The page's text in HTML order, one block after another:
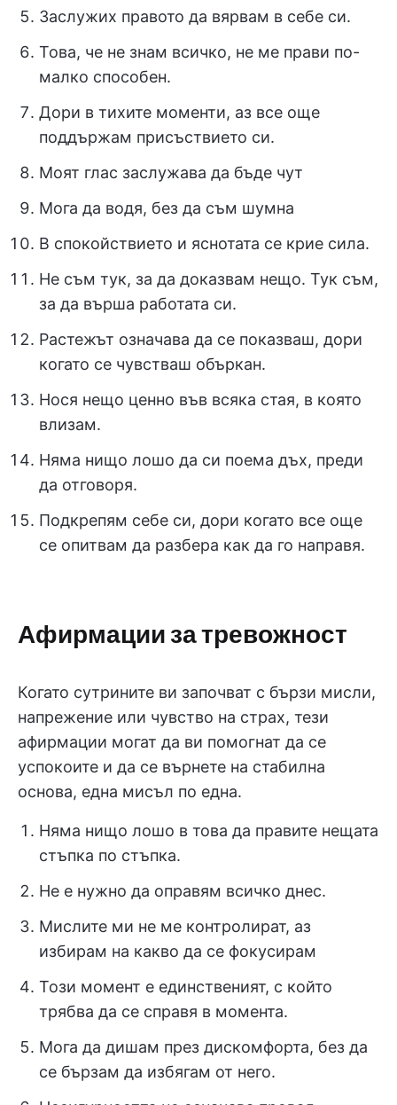
Заслужих правото да вярвам в себе си.
Това, че не знам всичко, не ме прави по-
малко способен.
Дори в тихите моменти, аз все още
поддържам присъствието си.
Моят глас заслужава да бъде чут
Мога да водя, без да съм шумна
В спокойствието и яснотата се крие сила.
Не съм тук, за да доказвам нещо. Тук съм,
за да върша работата си.
Растежът означава да се показваш, дори
когато се чувстваш объркан.
Нося нещо ценно във всяка стая, в която
влизам.
Няма нищо лошо да си поема дъх, преди
да отговоря.
Подкрепям себе си, дори когато все още
се опитвам да разбера как да го направя.
Афирмации за тревожност
Когато сутрините ви започват с бързи мисли,
напрежение или чувство на страх, тези
афирмации могат да ви помогнат да се
успокоите и да се върнете на стабилна
основа, една мисъл по една.
Няма нищо лошо в това да правите нещата
стъпка по стъпка.
Не е нужно да оправям всичко днес.
Мислите ми не ме контролират, аз
избирам на какво да се фокусирам
Този момент е единственият, с който
трябва да се справя в момента.
Мога да дишам през дискомфорта, без да
се бързам да избягам от него.